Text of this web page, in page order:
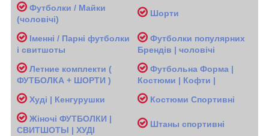
Футболки / Майки
(чоловічі)
Шорти
Іменні / Парні футболки
і свитшоты
Футболки популярних
Брендів | чоловічі
Летние комплекти (
ФУТБОЛКА + ШОРТИ )
Футбольна Форма |
Костюми | Кофти |
Худі | Кенгурушки
Костюми Спортивні
Жіночі ФУТБОЛКИ |
СВИТШОТЫ | ХУДІ
Штаны спортивні